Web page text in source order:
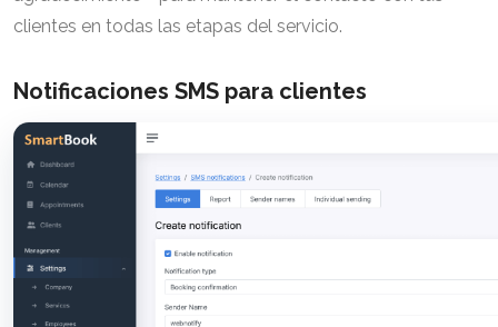
clientes en todas las etapas del servicio.
Notificaciones SMS para clientes